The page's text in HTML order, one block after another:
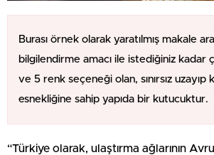
Burası örnek olarak yaratılmış makale
bilgilendirme amacı ile istediğiniz kadar
ve 5 renk seçeneği olan, sınırsız uzayıp
esnekliğine sahip yapıda bir kutucuktur.
“Türkiye olarak, ulaştırma ağlarının